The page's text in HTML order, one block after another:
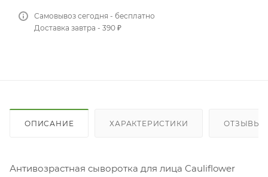
Самовывоз сегодня - бесплатно
Доставка завтра - 390 ₽
ОПИСАНИЕ ХАРАКТЕРИСТИКИ ОТЗЫВЫ
Антивозрастная сыворотка для лица Cauliflower